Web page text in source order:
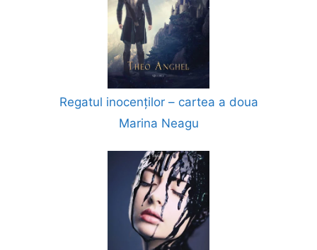
Regatul inocenților – cartea a doua
Marina Neagu